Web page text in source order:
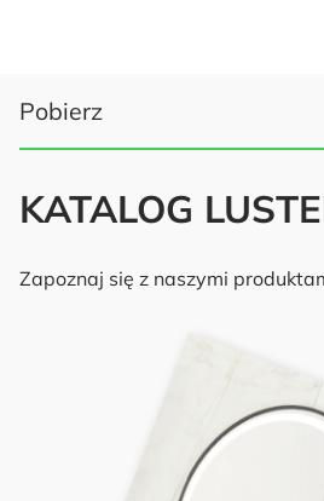
Pobierz
KATALOG
Zapoznaj się z naszymi